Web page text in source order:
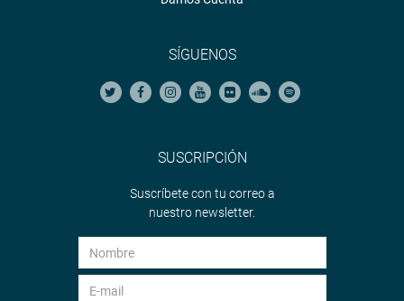
SÍGUENOS
SUSCRIPCIÓN
Suscríbete con tu correo a
nuestro newsletter.